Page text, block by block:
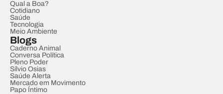
Qual a Boa?
Cotidiano
Saúde
Tecnologia
Meio Ambiente
Blogs
Caderno Animal
Conversa Política
Pleno Poder
Sílvio Osias
Saúde Alerta
Mercado em Movimento
Papo Íntimo